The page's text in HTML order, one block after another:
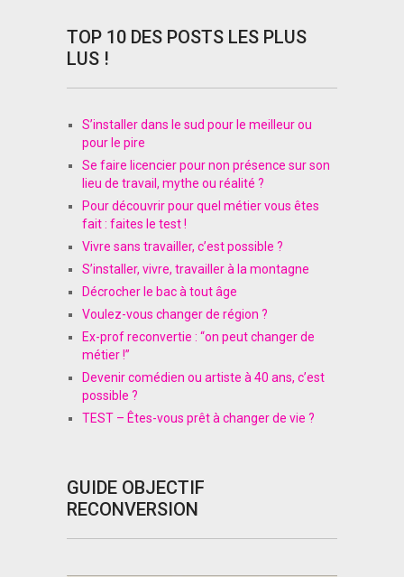
TOP 10 DES POSTS LES PLUS
LUS !
S’installer dans le sud pour le meilleur ou
pour le pire
Se faire licencier pour non présence sur son
lieu de travail, mythe ou réalité ?
Pour découvrir pour quel métier vous êtes
fait : faites le test !
Vivre sans travailler, c’est possible ?
S’installer, vivre, travailler à la montagne
Décrocher le bac à tout âge
Voulez-vous changer de région ?
Ex-prof reconvertie : “on peut changer de
métier !”
Devenir comédien ou artiste à 40 ans, c’est
possible ?
TEST – Êtes-vous prêt à changer de vie ?
GUIDE OBJECTIF
RECONVERSION